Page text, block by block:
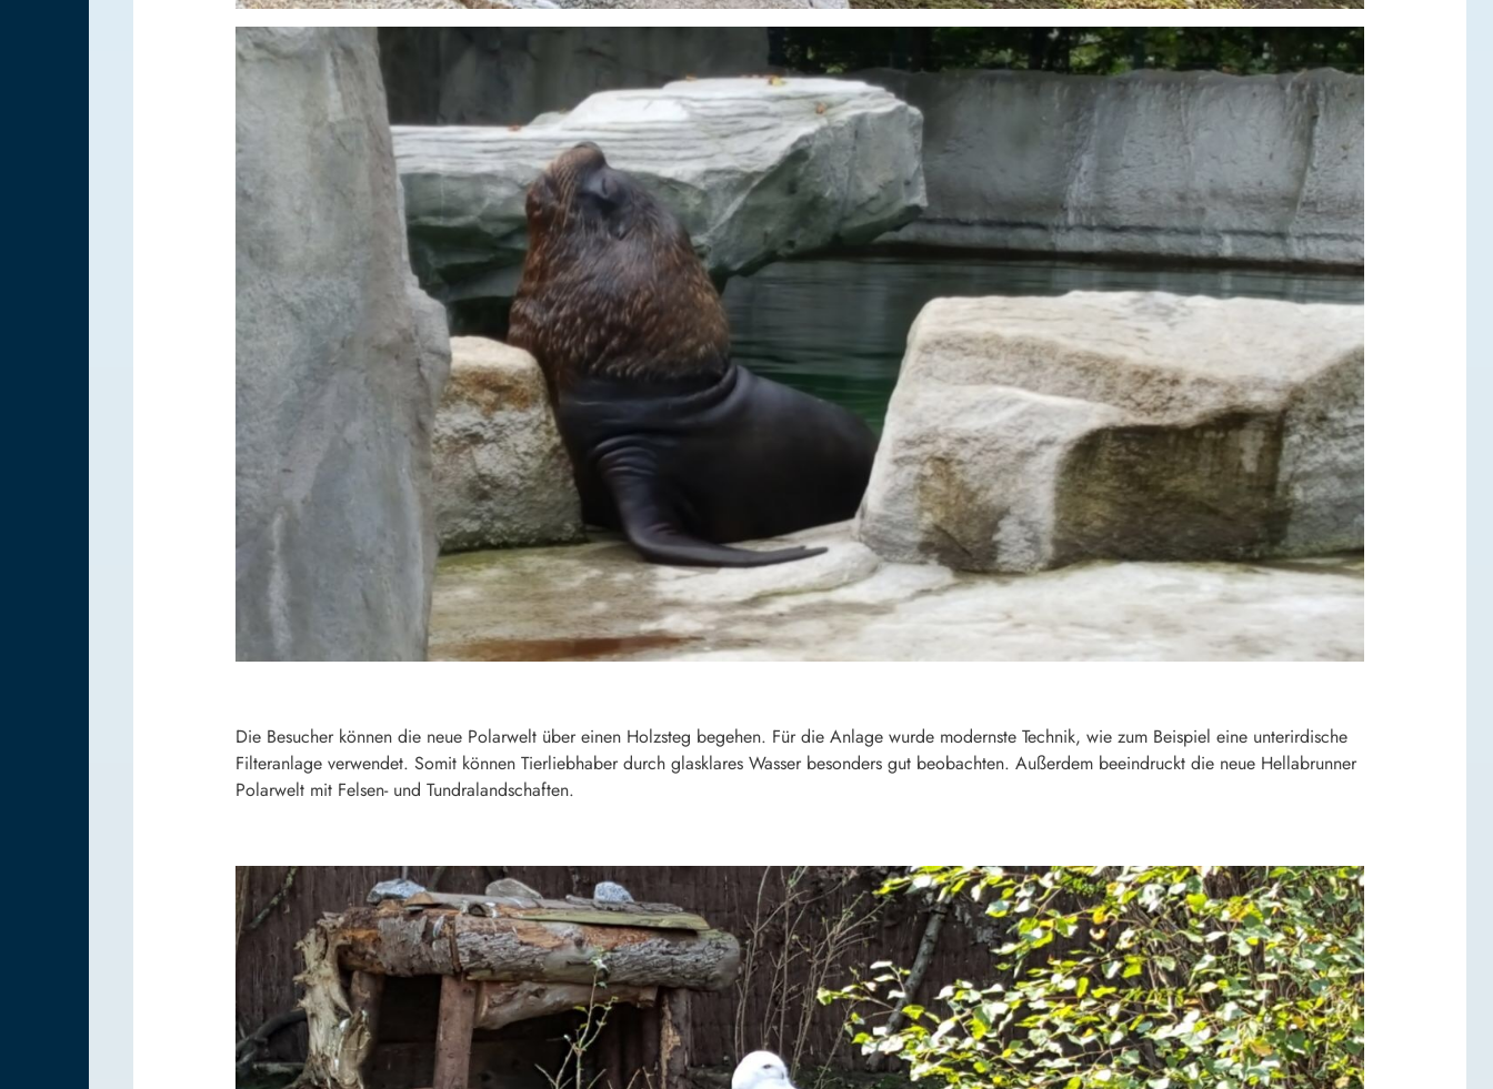
Die Besucher können die neue Polarwelt über einen Holzsteg begehen. Für die Anlage wurde modernste Technik, wie zum Beispiel eine unterirdische
Filteranlage verwendet. Somit können Tierliebhaber durch glasklares Wasser besonders gut beobachten. Außerdem beeindruckt die neue Hellabrunner
Polarwelt mit Felsen- und Tundralandschaften.